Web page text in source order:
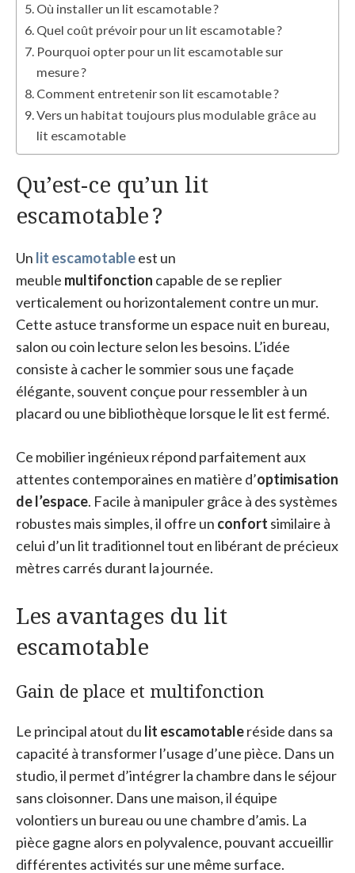
Où installer un lit escamotable ?
Quel coût prévoir pour un lit escamotable ?
Pourquoi opter pour un lit escamotable sur
mesure ?
Comment entretenir son lit escamotable ?
Vers un habitat toujours plus modulable grâce au
lit escamotable
Qu’est-ce qu’un lit
escamotable ?
Un lit escamotableest un
meuble multifonction capable de se replier
verticalement ou horizontalement contre un mur.
Cette astuce transforme un espace nuit en bureau,
salon ou coin lecture selon les besoins. L’idée
consiste à cacher le sommier sous une façade
élégante, souvent conçue pour ressembler à un
placard ou une bibliothèque lorsque le lit est fermé.
Ce mobilier ingénieux répond parfaitement aux
attentes contemporaines en matière d’optimisation
de l’espace. Facile à manipuler grâce à des systèmes
robustes mais simples, il offre un confort similaire à
celui d’un lit traditionnel tout en libérant de précieux
mètres carrés durant la journée.
Les avantages du lit
escamotable
Gain de place et multifonction
Le principal atout du lit escamotableréside dans sa
capacité à transformer l’usage d’une pièce. Dans un
studio, il permet d’intégrer la chambre dans le séjour
sans cloisonner. Dans une maison, il équipe
volontiers un bureau ou une chambre d’amis. La
pièce gagne alors en polyvalence, pouvant accueillir
différentes activités sur une même surface.